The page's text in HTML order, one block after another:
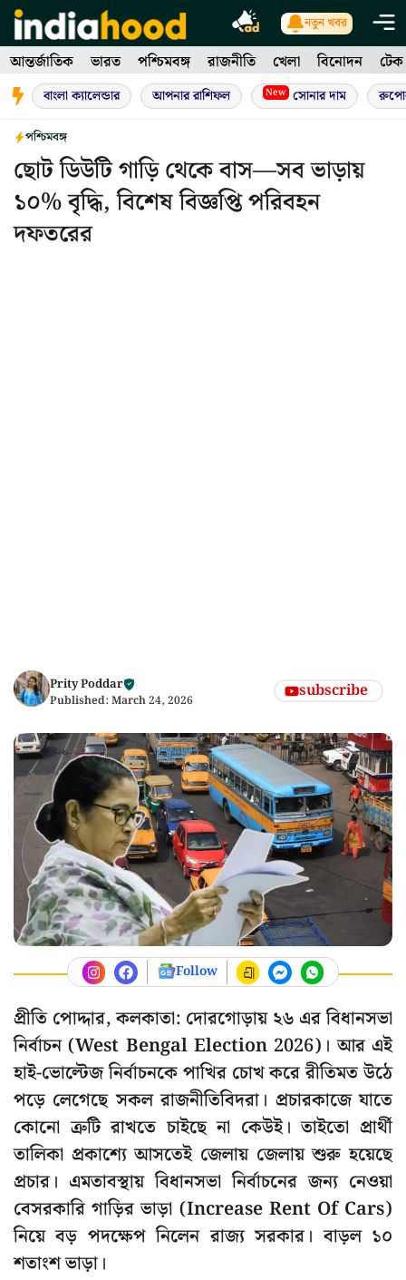
Skip
to
content
নতুন খবর
আন্তর্জাতিক ভারত পশ্চিমবঙ্গ রাজনীতি খেলা বিনোদন টেক
বাংলা ক্যালেন্ডার আপনার রাশিফল New সোনার দাম
পশ্চিমবঙ্গ
ছোট ডিউটি গাড়ি থেকে বাস—সব ভাড়ায়
১০% বৃদ্ধি, বিশেষ বিজ্ঞপ্তি পরিবহন
দফতরের
Prity Poddar
Published: March 24, 2026 subscribe
Follow
প্রীতি পোদ্দার, কলকাতা: দোরগোড়ায় ২৬ এর বিধানসভা
নির্বাচন (West Bengal Election 2026)। আর এই
হাই-ভোল্টেজ নির্বাচনকে পাখির চোখ করে রীতিমত উঠে
পড়ে লেগেছে সকল রাজনীতিবিদরা। প্রচারকাজে যাতে
কোনো ত্রুটি রাখতে চাইছে না কেউই। তাইতো প্রার্থী
তালিকা প্রকাশ্যে আসতেই জেলায় জেলায় শুরু হয়েছে
প্রচার। এমতাবস্থায় বিধানসভা নির্বাচনের জন্য নেওয়া
বেসরকারি গাড়ির ভাড়া (Increase Rent Of Cars)
নিয়ে বড় পদক্ষেপ নিলেন রাজ্য সরকার। বাড়ল ১০
শতাংশ ভাড়া।